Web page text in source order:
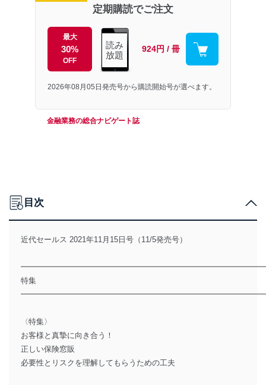
定期購読でご注文
最大
30%
OFF
読み
放題
924円 / 冊
2026年08月05日発売号から購読開始号が選べます。
金融業務の総合ナビゲート誌
目次
近代セールス 2021年11月15日号（11/5発売号）
特集
〈特集〉
お客様と真摯に向き合う！
正しい保険窓販
必要性とリスクを理解してもらうための工夫